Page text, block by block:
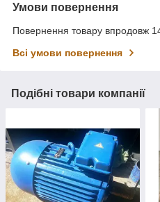
Умови повернення
Повернення товару впродовж
Всі умови повернення
Подібні товари компанії